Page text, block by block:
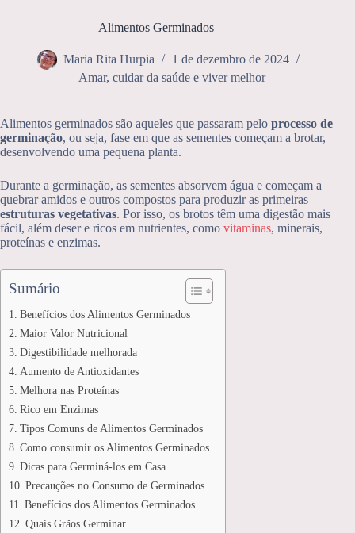
Alimentos Germinados
Maria Rita Hurpia
1 de dezembro de 2024
Amar, cuidar da saúde e viver melhor
Alimentos germinados são aqueles que passaram pelo processo de
germinação, ou seja, fase em que as sementes começam a brotar,
desenvolvendo uma pequena planta.
Durante a germinação, as sementes absorvem água e começam a
quebrar amidos e outros compostos para produzir as primeiras
estruturas vegetativas. Por isso, os brotos têm uma digestão mais
fácil, além deser e ricos em nutrientes, como vitaminas, minerais,
proteínas e enzimas.
Sumário
Benefícios dos Alimentos Germinados
Maior Valor Nutricional
Digestibilidade melhorada
Aumento de Antioxidantes
Melhora nas Proteínas
Rico em Enzimas
Tipos Comuns de Alimentos Germinados
Como consumir os Alimentos Germinados
Dicas para Germiná-los em Casa
Precauções no Consumo de Germinados
Benefícios dos Alimentos Germinados
Quais Grãos Germinar